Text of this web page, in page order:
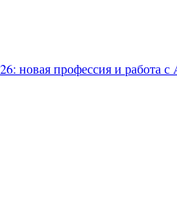
новая профессия и работа с